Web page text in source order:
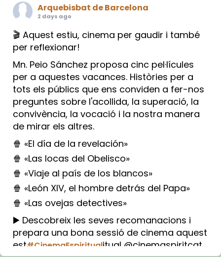
Arquebisbat de Barcelona
2 days ago
🎬 Aquest estiu, cinema per gaudir i també
per reflexionar!
Mn. Peio Sánchez proposa cinc pel·lícules
per a aquestes vacances. Històries per a
tots els públics que ens conviden a fer-nos
preguntes sobre l'acollida, la superació, la
convivència, la vocació i la nostra manera
de mirar els altres.
🍿 «El día de la revelación»
🍿 «Las locas del Obelisco»
🍿 «Viaje al país de los blancos»
🍿 «León XIV, el hombre detrás del Papa»
🍿 «Las ovejas detectives»
▶️ Descobreix les seves recomanacions i
prepara una bona sessió de cinema aquest
est#CinemaEspiritualitual @cinemaspiritcat